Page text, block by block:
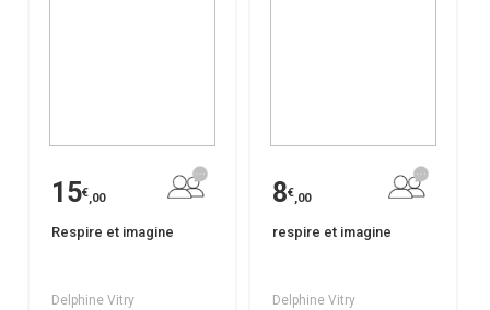
15€,00
Respire et imagine
Delphine Vitry
8€,00
respire et imagine
Delphine Vitry